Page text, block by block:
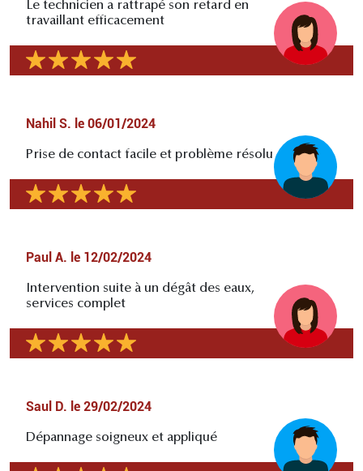
Le technicien a rattrapé son retard en
travaillant efficacement
Nahil S. le 06/01/2024
Prise de contact facile et problème résolu
Paul A. le 12/02/2024
Intervention suite à un dégât des eaux,
services complet
Saul D. le 29/02/2024
Dépannage soigneux et appliqué